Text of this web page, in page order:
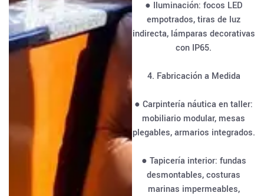
● Iluminación: focos LED
empotrados, tiras de luz
indirecta, lámparas decorativas
con IP65.
4. Fabricación a Medida
● Carpintería náutica en taller:
mobiliario modular, mesas
plegables, armarios integrados.
● Tapicería interior: fundas
desmontables, costuras
marinas impermeables,